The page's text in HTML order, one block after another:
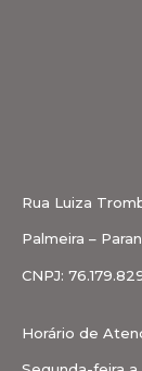
Rua Luiza
Palmeira –
CNPJ:
Horário de